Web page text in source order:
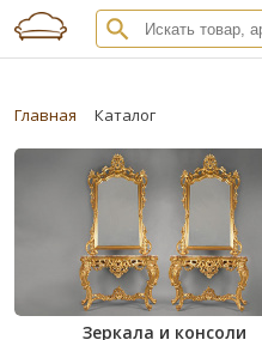
Главная Каталог
Зеркала и консоли